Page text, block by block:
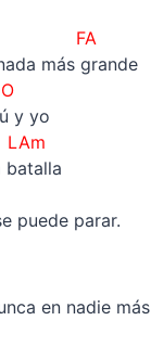
más grande
y yo
batalla
puede parar.
en nadie más